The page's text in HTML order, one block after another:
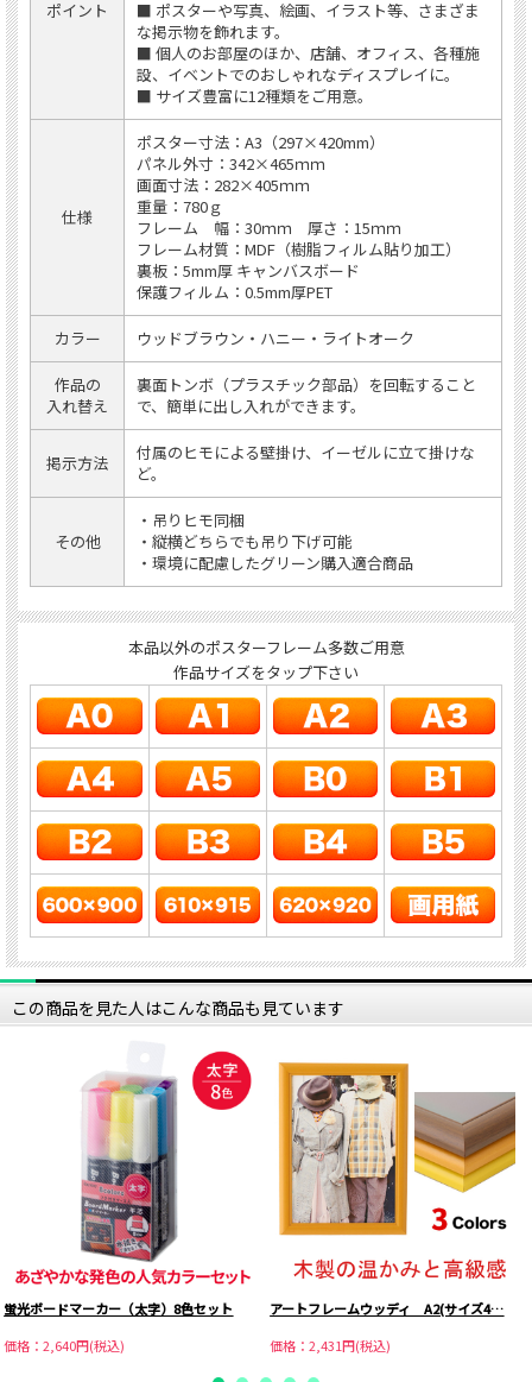
ポイント
■ ポスターや写真、絵画、イラスト等、さまざま
な掲示物を飾れます。
■ 個人のお部屋のほか、店舗、オフィス、各種施
設、イベントでのおしゃれなディスプレイに。
■ サイズ豊富に12種類をご用意。
仕様
ポスター寸法：A3（297×420mm）
パネル外寸：342×465ｍｍ
画面寸法：282×405ｍｍ
重量：780ｇ
フレーム 幅：30ｍｍ 厚さ：15ｍｍ
フレーム材質：MDF（樹脂フィルム貼り加工）
裏板：5mm厚 キャンバスボード
保護フィルム：0.5mm厚PET
カラー ウッドブラウン・ハニー・ライトオーク
作品の
入れ替え
裏面トンボ（プラスチック部品）を回転すること
で、簡単に出し入れができます。
掲示方法
付属のヒモによる壁掛け、イーゼルに立て掛けな
ど。
その他
・吊りヒモ同梱
・縦横どちらでも吊り下げ可能
・環境に配慮したグリーン購入適合商品
本品以外のポスターフレーム多数ご用意
作品サイズをタップ下さい
この商品を見た人はこんな商品も見ています
蛍光ボードマーカー（太字）8色セット
価格：2,640円(税込)
アートフレームウッディ A2(サイズ4…
価格：2,431円(税込)